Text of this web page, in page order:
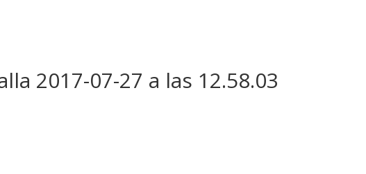
2017-07-27 a las 12.58.03